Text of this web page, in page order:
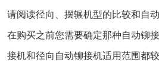
请阅读径向、摆辗机型的比较和自
在购买之前您需要确定那种自动铆
接机和径向自动铆接机适用范围都